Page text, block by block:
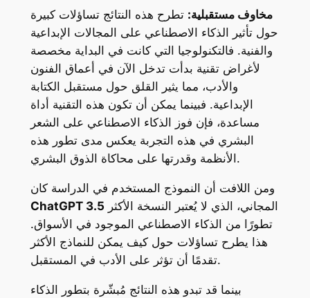
مخاوف مستقبلية: تطرح هذه النتائج تساؤلات كبيرة
حول تأثير الذكاء الاصطناعي على المجالات الإبداعية
والفنية. فالتكنولوجيا التي كانت في البداية مخصصة
لأغراض تقنية بدأت تدخل الآن في أعماق الفنون
والأدب، مما يثير القلق حول مستقبل الكتابة
الإبداعية. فبينما يمكن أن تكون هذه التقنية أداة
مساعدة، فإن فوز الذكاء الاصطناعي على الشعر
البشري في هذه التجربة يعكس مدى تطور هذه
الأنظمة وقدرتها على محاكاة الذوق البشري.
ومن اللافت أن النموذج المستخدم في الدراسة كان
ChatGPT 3.5
تطورًا من الذكاء الاصطناعي الموجود في الأسواق.
هذا يطرح تساؤلات حول كيف يمكن للنماذج الأكثر
تقدمًا أن تؤثر على الأدب في المستقبل.
بينما قد تبدو هذه النتائج مُبشّرة بتطور الذكاء